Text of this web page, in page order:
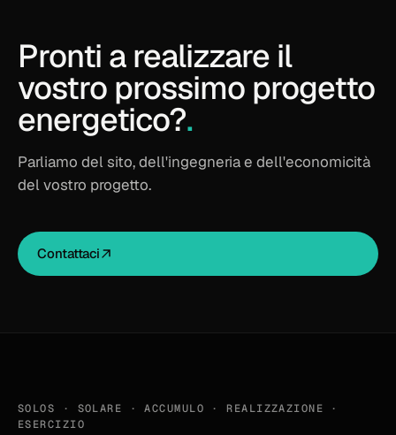
Pronti a realizzare il
vostro prossimo progetto
energetico?.
Parliamo del sito, dell'ingegneria e dell'economicità
del vostro progetto.
Contattaci
SOLOS · SOLARE · ACCUMULO · REALIZZAZIONE ·
ESERCIZIO